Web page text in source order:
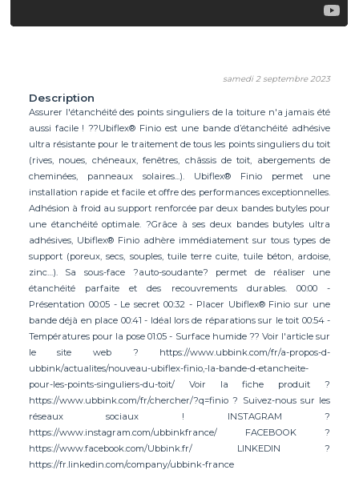
samedi 2 septembre 2023
Description
Assurer l'étanchéité des points singuliers de la toiture n'a jamais été
aussi facile ! ??Ubiflex® Finio est une bande d’étanchéité adhésive
ultra résistante pour le traitement de tous les points singuliers du toit
(rives, noues, chéneaux, fenêtres, châssis de toit, abergements de
cheminées, panneaux solaires...). Ubiflex® Finio permet une
installation rapide et facile et offre des performances exceptionnelles.
Adhésion à froid au support renforcée par deux bandes butyles pour
une étanchéité optimale. ?Grâce à ses deux bandes butyles ultra
adhésives, Ubiflex® Finio adhère immédiatement sur tous types de
support (poreux, secs, souples, tuile terre cuite, tuile béton, ardoise,
zinc…). Sa sous-face ?auto-soudante? permet de réaliser une
étanchéité parfaite et des recouvrements durables. 00:00 -
Présentation 00:05 - Le secret 00:32 - Placer Ubiflex® Finio sur une
bande déjà en place 00:41 - Idéal lors de réparations sur le toit 00:54 -
Températures pour la pose 01:05 - Surface humide ?? Voir l'article sur
le site web ? https://www.ubbink.com/fr/a-propos-d-
ubbink/actualites/nouveau-ubiflex-finio,-la-bande-d-etancheite-
pour-les-points-singuliers-du-toit/ Voir la fiche produit ?
https://www.ubbink.com/fr/chercher/?q=finio ? Suivez-nous sur les
réseaux sociaux ! INSTAGRAM ?
https://www.instagram.com/ubbinkfrance/ FACEBOOK ?
https://www.facebook.com/Ubbink.fr/ LINKEDIN ?
https://fr.linkedin.com/company/ubbink-france